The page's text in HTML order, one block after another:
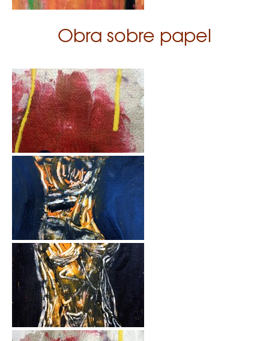
Obra sobre papel